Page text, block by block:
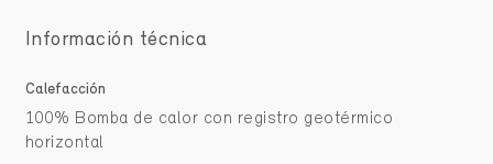
Información técnica
Calefacción
100% Bomba de calor con registro geotérmico
horizontal